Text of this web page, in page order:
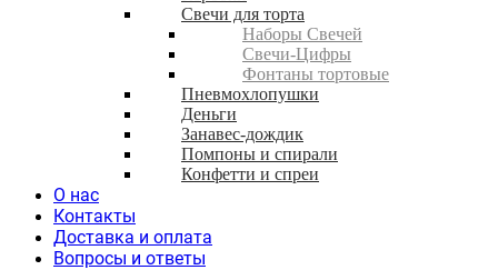
Свечи для торта
Наборы Свечей
Свечи-Цифры
Фонтаны тортовые
Пневмохлопушки
Деньги
Занавес-дождик
Помпоны и спирали
Конфетти и спреи
О нас
Контакты
Доставка и оплата
Вопросы и ответы